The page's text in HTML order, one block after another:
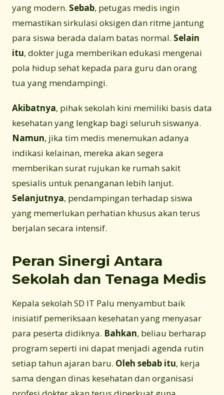
yang modern. Sebab, petugas medis ingin
memastikan sirkulasi oksigen dan ritme jantung
para siswa berada dalam batas normal. Selain
itu, dokter juga memberikan edukasi mengenai
pola hidup sehat kepada para guru dan orang
tua yang mendampingi.
Akibatnya, pihak sekolah kini memiliki basis data
kesehatan yang lengkap bagi seluruh siswanya.
Namun, jika tim medis menemukan adanya
indikasi kelainan, mereka akan segera
memberikan surat rujukan ke rumah sakit
spesialis untuk penanganan lebih lanjut.
Selanjutnya, pendampingan terhadap siswa
yang memerlukan perhatian khusus akan terus
berjalan secara intensif.
Peran Sinergi Antara
Sekolah dan Tenaga Medis
Kepala sekolah SD IT Palu menyambut baik
inisiatif pemeriksaan kesehatan yang menyasar
para peserta didiknya. Bahkan, beliau berharap
program seperti ini dapat menjadi agenda rutin
setiap tahun ajaran baru. Oleh sebab itu, kerja
sama dengan dinas kesehatan dan organisasi